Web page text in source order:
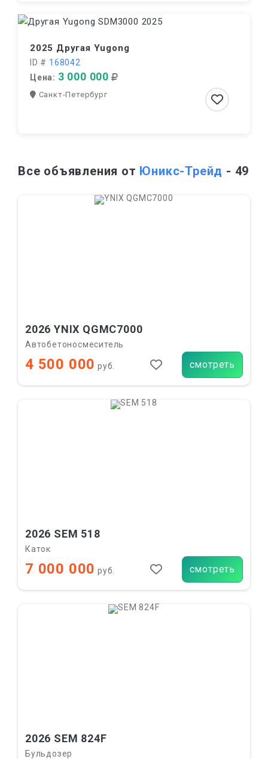
2025 Другая Yugong
ID # 168042
Цена: 3 000 000
Санкт-Петербург
Все объявления от Юникс-Трейд - 49
2026 YNIX QGMC7000
Автобетоносмеситель
4 500 000 руб. смотреть
2026 SEM 518
Каток
7 000 000 руб. смотреть
2026 SEM 824F
Бульдозер